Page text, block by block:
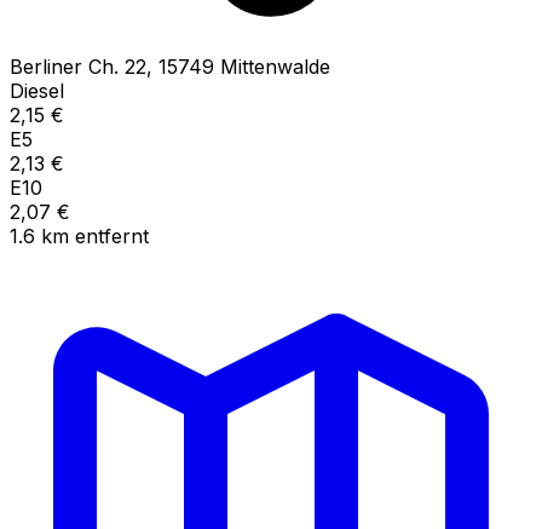
Berliner Ch. 22, 15749 Mittenwalde
Diesel
2,15 €
E5
2,13 €
E10
2,07 €
1.6 km entfernt